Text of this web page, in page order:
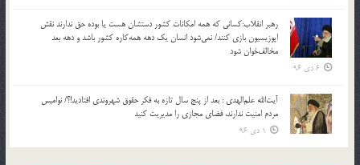
رهبر انقلاب:کسانی که همه امکانات کشور دستشان هست یا بوده حق ندارند نقش
اپوزیسیون بازی کنند/ نمی‌شود انسان یک‌ دهه همه‌کاره کشور باشد و دهه بعد
مخالف‌خوان شود
6 دی 96
آیت‌الله علم‌الهدی : بعد از پنج سال تازه به فکر حقوق شهروندی افتادید!؟/ نوامیس
مردم امنیت ندارند، فضای مجازی را مدیریت کنید
1 دی 96